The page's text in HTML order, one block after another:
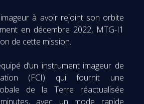
à avoir rejoint son orbite
en décembre 2022, MTG-I1
de cette mission.
d’un instrument imageur de
(FCI) qui fournit une
de la Terre réactualisée
avec un mode rapide